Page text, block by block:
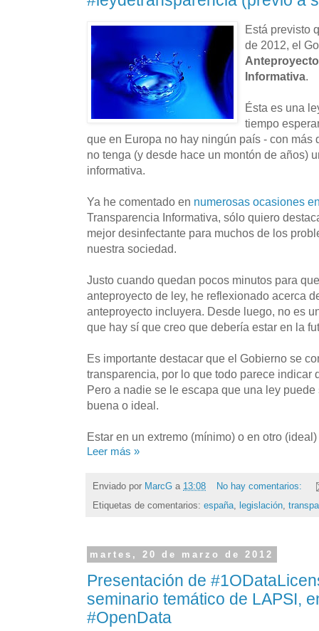
Está previsto
de 2012, el
Informativa.
Ésta es una
tiempo
que en Europa no hay ningún país - con más
no tenga (y desde hace un montón de años)
informativa.
Ya he comentado en numerosas ocasiones
Transparencia Informativa, sólo quiero
mejor desinfectante para muchos de los
nuestra sociedad.
Justo cuando quedan pocos minutos para
anteproyecto de ley, he reflexionado acerca
anteproyecto incluyera. Desde luego, no es
que hay sí que creo que debería estar en la
Es importante destacar que el Gobierno se
transparencia, por lo que todo parece indicar
Pero a nadie se le escapa que una ley
buena o ideal.
Estar en un extremo (mínimo) o en otro
Leer más »
Enviado por MarcG a 13:08
No hay comentarios:
Etiquetas de comentarios: españa, legislación,
martes, 20 de marzo de 2012
Presentación de
seminario temático de LAPSI,
#OpenData